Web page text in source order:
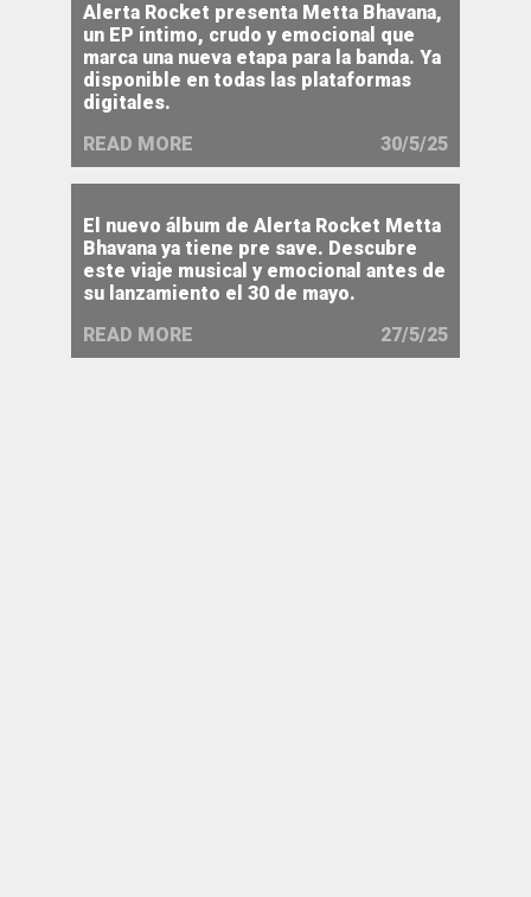
Alerta Rocket presenta Metta Bhavana,
un EP íntimo, crudo y emocional que
marca una nueva etapa para la banda. Ya
disponible en todas las plataformas
digitales.
READ MORE
30/5/25
El nuevo álbum de Alerta Rocket Metta
Bhavana ya tiene pre save. Descubre
este viaje musical y emocional antes de
su lanzamiento el 30 de mayo.
READ MORE
27/5/25